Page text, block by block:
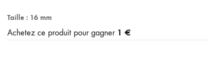
Taille : 16 mm
Achetez ce produit pour gagner 1 €